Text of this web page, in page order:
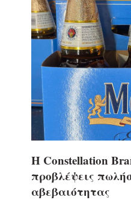
Η Constellation
προβλέψεις
αβεβαιότητας